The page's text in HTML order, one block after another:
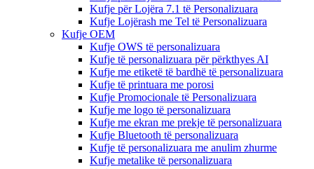
Kufje për Lojëra 7.1 të Personalizuara
Kufje Lojërash me Tel të Personalizuara
Kufje OEM
Kufje OWS të personalizuara
Kufje të personalizuara për përkthyes AI
Kufje me etiketë të bardhë të personalizuara
Kufje të printuara me porosi
Kufje Promocionale të Personalizuara
Kufje me logo të personalizuara
Kufje me ekran me prekje të personalizuara
Kufje Bluetooth të personalizuara
Kufje të personalizuara me anulim zhurme
Kufje metalike të personalizuara